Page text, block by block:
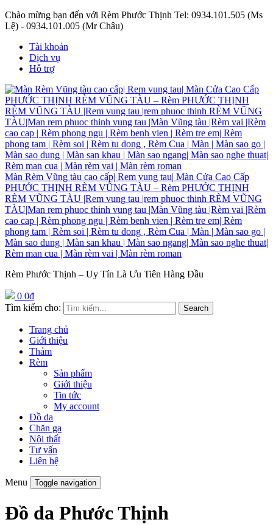
Chào mừng bạn đến với Rèm Phước Thịnh Tel: 0934.101.505 (Ms
Lệ) - 0934.101.005 (Mr Châu)
Tài khoản
Dịch vụ
Hỗ trợ
Màn Rèm Vũng tàu cao cấp| Rem vung tau| Màn Cửa Cao Cấp
PHƯỚC THỊNH RÈM VŨNG TÀU – Rèm PHƯỚC THỊNH
RÈM VŨNG TÀU |Rem vung tau |rem phuoc thinh RÈM VŨNG
TÀU|Man rem phuoc thinh vung tau |Màn Vũng tàu |Rèm vai |Rèm
cao cap | Rèm phong ngu | Rèm benh vien | Rèm tre em| Rèm
phong tam | Rèm soi | Rèm tu dong , Rèm Cua | Màn | Màn sao go |
Màn sao dung | Màn san khau | Màn sao ngang| Màn sao nghe thuat|
Rèm man cua | Màn rèm vai | Màn rèm roman
Rèm Phước Thịnh – Uy Tín Là Ưu Tiên Hàng Đầu
0 0₫
Tìm kiếm cho:
Search
Trang chủ
Giới thiệu
Thảm
Rèm
Sản phẩm
Giới thiệu
Tin tức
My account
Đồ da
Chăn ga
Nội thất
Tư vấn
Liên hệ
Menu Toggle navigation
Đồ da Phước Thịnh